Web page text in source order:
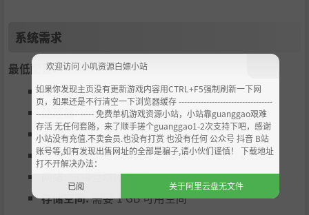
挑战各种强大的BOSS
本作存在大量的精英怪物和挑战BOSS，这些BOSS各具特
色，你需要通过一次又一次的战斗磨练你的技艺，发掘这些
怪物的弱点，才有可能打败他们。当然，如果你有技术超神
的小伙伴带你躺赢也行。
系统需求
最低配置:
操作系统:Windows Vista
处理器:Intel i3
内存:2 GB RAM
显卡:GeForce 8800GT / ATI Radeon HD 4850
宽带互联网连接
存储空间:需要 1 GB 可用空间
欢迎访问 小叽资源白嫖小站
如果你发现主页没有更新游戏内容用CTRL+F5强制刷新一下网
页，如果还是不行清空一下浏览器缓存 ----------------------------------
--------------------- 免费单机游戏资源小站，小站靠guanggao艰难
存活 无任何套路，来了顺手搓个guanggao1-2次支持下吧，感谢
小站没有充值.不卖会员.也没有打赏 也没有任何 公众号 抖音 B站
账号等,如有发现出售网址的全部是骗子,请小伙们谨慎！ 下载地址
打不开解决办法：
已阅
关于阿里云盘无文件